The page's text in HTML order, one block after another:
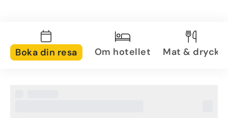
Boka din resa Om hotellet Mat & dryck